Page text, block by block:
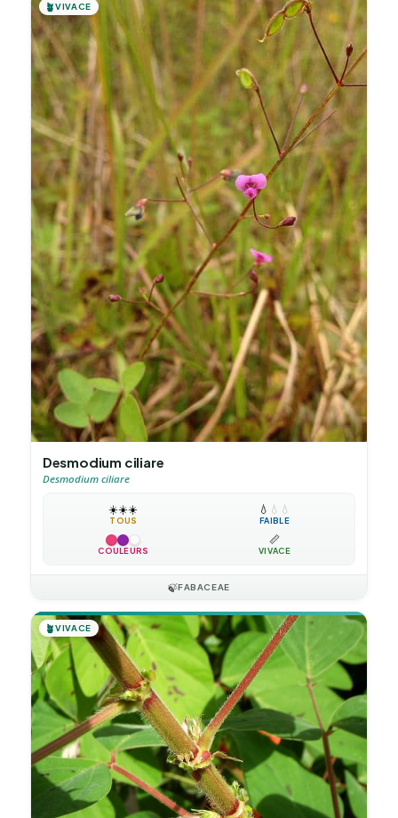
🪴VIVACE
Desmodium ciliare
Desmodium ciliare
☀️☀️☀️
TOUS
💧 💧 💧
FAIBLE
COULEURS
📏
VIVACE
🍃FABACEAE
🪴VIVACE